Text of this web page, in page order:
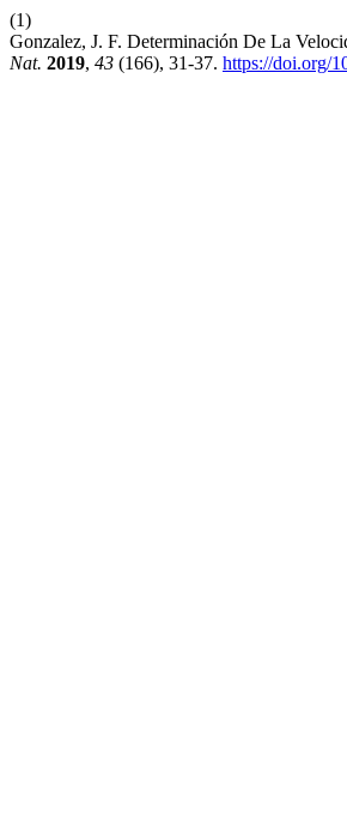
(1)
Gonzalez, J. F. Determinación De La
Nat. 2019, 43 (166), 31-37. https://doi.org/